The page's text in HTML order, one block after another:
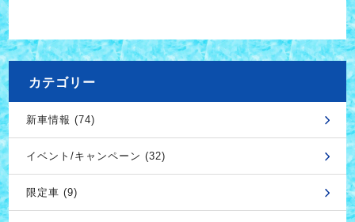
カテゴリー
新車情報 (74)
イベント/キャンペーン (32)
限定車 (9)